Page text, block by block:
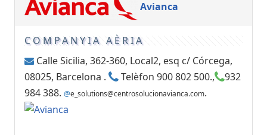
Avianca
COMPANYIA AÈRIA
Calle Sicilia, 362-360, Local2, esq c/ Córcega,
08025, Barcelona .
Telèfon 900 802 500.,
932
984 388. @e_solutions@centrosolucionavianca.com.